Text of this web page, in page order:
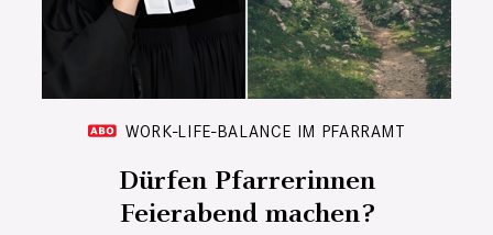
WORK-LIFE-BALANCE IM PFARRAMT
Dürfen Pfarrerinnen
Feierabend machen?